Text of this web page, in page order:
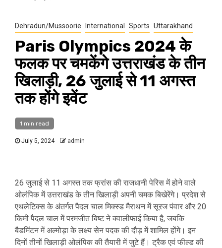
Dehradun/Mussoorie International Sports Uttarakhand
Paris Olympics 2024 के
फलक पर चमकेंगे उत्तराखंड के तीन
खिलाड़ी, 26 जुलाई से 11 अगस्त
तक होंगे इवेंट
1 min read
July 5, 2024 admin
26 जुलाई से 11 अगस्त तक फ्रांस की राजधानी पेरिस में होने वाले
ओलंपिक में उत्तराखंड के तीन खिलाड़ी अपनी चमक बिखेरेंगे। प्रदेश से
एथलेटिक्स के अंतर्गत पैदल चाल मिक्स्ड मैराथन में सूरज पंवार और 20
किमी पैदल चाल में परमजीत बिष्ट ने क्वालीफाई किया है, जबकि
बैडमिंटन में अल्मोड़ा के लक्ष्य सेन पदक की दौड़ में शामिल होंगे। इन
दिनों तीनों खिलाड़ी ओलंपिक की तैयारी में जुटे हैं। ट्रैक एवं फील्ड की